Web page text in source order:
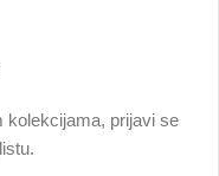
kolekcijama, prijavi se